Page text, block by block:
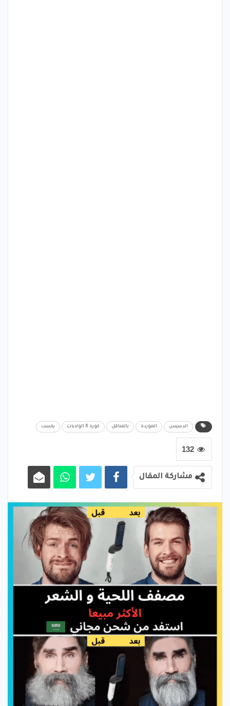
الدسيس الموردة بالمناقل كورة X الولايات يكسب
132
مشاركة المقال